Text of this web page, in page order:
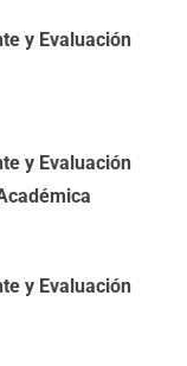
y Evaluación
y Evaluación
y Evaluación